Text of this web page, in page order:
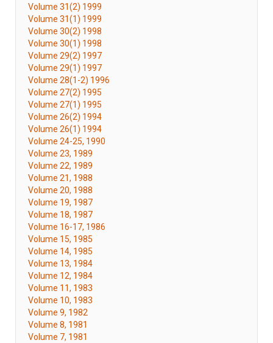
Volume 31(2) 1999
Volume 31(1) 1999
Volume 30(2) 1998
Volume 30(1) 1998
Volume 29(2) 1997
Volume 29(1) 1997
Volume 28(1-2) 1996
Volume 27(2) 1995
Volume 27(1) 1995
Volume 26(2) 1994
Volume 26(1) 1994
Volume 24-25, 1990
Volume 23, 1989
Volume 22, 1989
Volume 21, 1988
Volume 20, 1988
Volume 19, 1987
Volume 18, 1987
Volume 16-17, 1986
Volume 15, 1985
Volume 14, 1985
Volume 13, 1984
Volume 12, 1984
Volume 11, 1983
Volume 10, 1983
Volume 9, 1982
Volume 8, 1981
Volume 7, 1981